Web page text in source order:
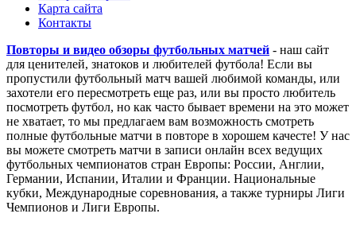
Карта сайта
Контакты
Повторы и видео обзоры футбольных матчей - наш сайт
для ценителей, знатоков и любителей футбола! Если вы
пропустили футбольный матч вашей любимой команды, или
захотели его пересмотреть еще раз, или вы просто любитель
посмотреть футбол, но как часто бывает времени на это может
не хватает, то мы предлагаем вам возможность смотреть
полные футбольные матчи в повторе в хорошем качесте! У нас
вы можете смотреть матчи в записи онлайн всех ведущих
футбольных чемпионатов стран Европы: России, Англии,
Германии, Испании, Италии и Франции. Национальные
кубки, Международные соревнования, а также турниры Лиги
Чемпионов и Лиги Европы.